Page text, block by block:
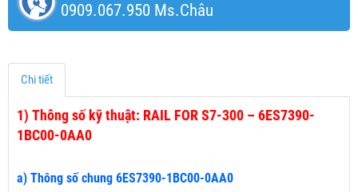
0909.067.950 Ms.Châu
Chi tiết
1) Thông số kỹ thuật: RAIL FOR S7-300 – 6ES7390-
1BC00-0AA0
a) Thông số chung 6ES7390-1BC00-0AA0